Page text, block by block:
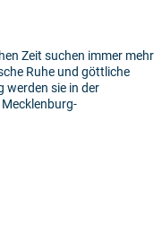
Zeit suchen immer mehr
Ruhe und göttliche
werden sie in der
Mecklenburg-